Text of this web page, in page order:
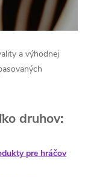
a výhodnej
druhov:
pre hráčov